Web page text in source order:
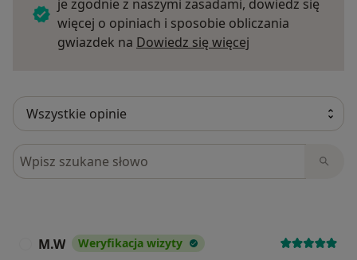
je zgodnie z naszymi zasadami, dowiedz się
więcej o opiniach i sposobie obliczania
gwiazdek na Dowiedz się więcej
Szukaj w opiniach
M.W Weryfikacja wizyty